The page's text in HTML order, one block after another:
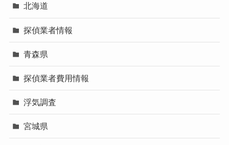
北海道
探偵業者情報
青森県
探偵業者費用情報
浮気調査
宮城県